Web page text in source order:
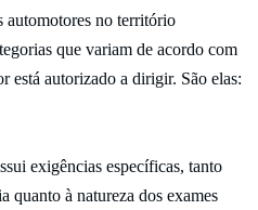
automotores no território
que variam de acordo com
está autorizado a dirigir. São elas:
exigências específicas, tanto
quanto à natureza dos exames